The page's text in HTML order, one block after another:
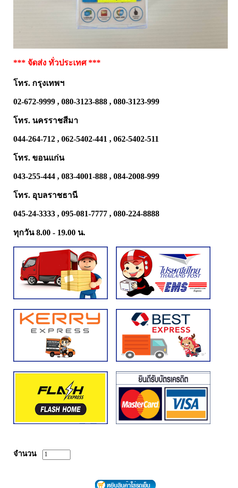
*** จัดส่ง ทั่วประเทศ ***
โทร. กรุงเทพฯ
02-672-9999 , 080-3123-888 , 080-3123-999
โทร. นครราชสีมา
044-264-712 , 062-5402-441 , 062-5402-511
โทร. ขอนแก่น
043-255-444 , 083-4001-888 , 084-2008-999
โทร. อุบลราชธานี
045-24-3333 , 095-081-7777 , 080-224-8888
ทุกวัน 8.00 - 19.00 น.
จำนวน